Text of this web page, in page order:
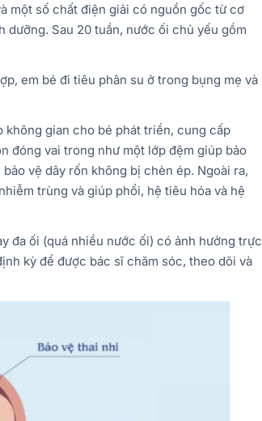
một số chất điện giải có nguồn gốc từ cơ
dưỡng. Sau 20 tuần, nước ối chủ yếu gồm
em bé đi tiêu phân su ở trong bụng mẹ và
không gian cho bé phát triển, cung cấp
đóng vai trong như một lớp đệm giúp bảo
vệ dây rốn không bị chèn ép. Ngoài ra,
trùng và giúp phổi, hệ tiêu hóa và hệ
đa ối (quá nhiều nước ối) có ảnh hưởng trực
kỳ để được bác sĩ chăm sóc, theo dõi và